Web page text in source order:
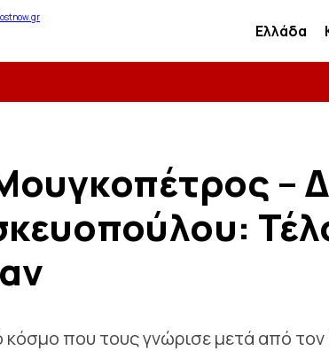
Ελλάδα
–
κόσμο που τους γνώρισε μετά από